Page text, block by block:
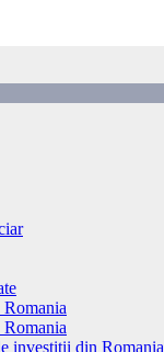
investitii din Romania